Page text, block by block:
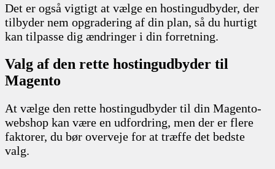
Det er også vigtigt at vælge en hostingudbyder, der
tilbyder nem opgradering af din plan, så du hurtigt
kan tilpasse dig ændringer i din forretning.
Valg af den rette hostingudbyder til
Magento
At vælge den rette hostingudbyder til din Magento-
webshop kan være en udfordring, men der er flere
faktorer, du bør overveje for at træffe det bedste
valg.